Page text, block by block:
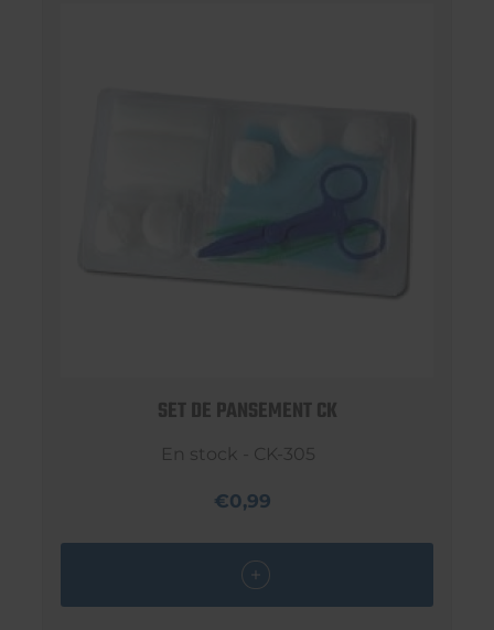
SET DE PANSEMENT CK
En stock - CK-305
€0,99